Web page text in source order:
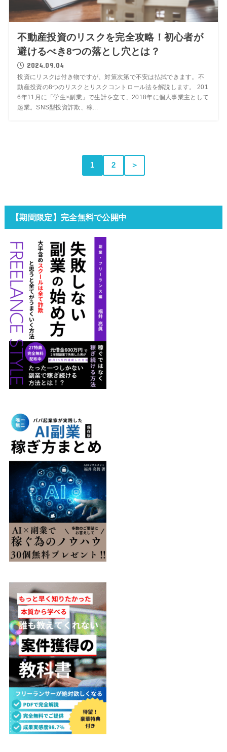
不動産投資のリスクを完全攻略！初心者が
避けるべき8つの落とし穴とは？
2024.09.04
投資にリスクは付き物ですが、対策次第で不安は払拭できます。不
動産投資の8つのリスクとリスクコントロール法を解説します。 201
6年11月に「学生×副業」で生計を立て、2018年に個人事業主として
起業。SNS型投資詐欺、稼...
1 2 ＞
【期間限定】完全無料で公開中